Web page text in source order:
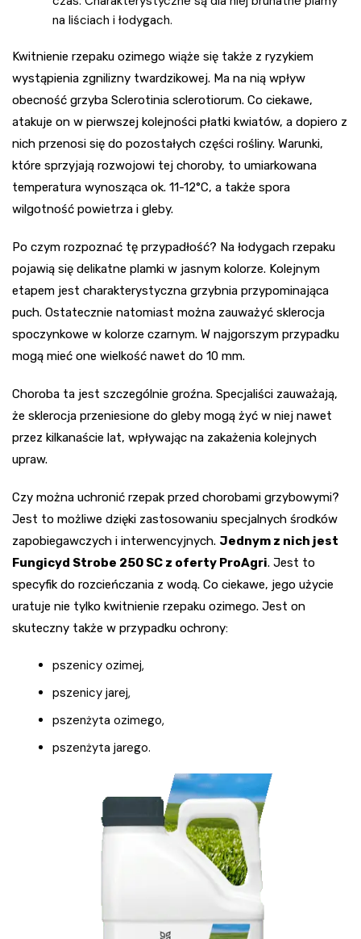
na liściach i łodygach.
Kwitnienie rzepaku ozimego wiąże się także z ryzykiem
wystąpienia zgnilizny twardzikowej. Ma na nią wpływ
obecność grzyba Sclerotinia sclerotiorum. Co ciekawe,
atakuje on w pierwszej kolejności płatki kwiatów, a dopiero z
nich przenosi się do pozostałych części rośliny. Warunki,
które sprzyjają rozwojowi tej choroby, to umiarkowana
temperatura wynosząca ok. 11-12°C, a także spora
wilgotność powietrza i gleby.
Po czym rozpoznać tę przypadłość? Na łodygach rzepaku
pojawią się delikatne plamki w jasnym kolorze. Kolejnym
etapem jest charakterystyczna grzybnia przypominająca
puch. Ostatecznie natomiast można zauważyć sklerocja
spoczynkowe w kolorze czarnym. W najgorszym przypadku
mogą mieć one wielkość nawet do 10 mm.
Choroba ta jest szczególnie groźna. Specjaliści zauważają,
że sklerocja przeniesione do gleby mogą żyć w niej nawet
przez kilkanaście lat, wpływając na zakażenia kolejnych
upraw.
Czy można uchronić rzepak przed chorobami grzybowymi?
Jest to możliwe dzięki zastosowaniu specjalnych środków
zapobiegawczych i interwencyjnych. Jednym z nich jest
Fungicyd Strobe 250 SC z oferty ProAgri. Jest to
specyfik do rozcieńczania z wodą. Co ciekawe, jego użycie
uratuje nie tylko kwitnienie rzepaku ozimego. Jest on
skuteczny także w przypadku ochrony:
pszenicy ozimej,
pszenicy jarej,
pszenżyta ozimego,
pszenżyta jarego.